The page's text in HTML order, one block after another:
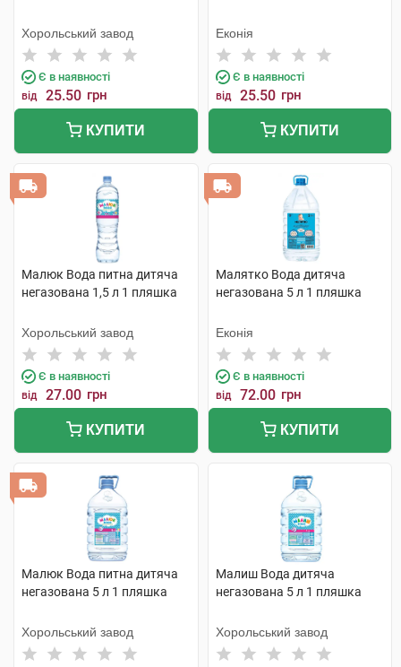
Хорольський завод
Є в наявності
від 25.50 грн
КУПИТИ
Еконія
Є в наявності
від 25.50 грн
КУПИТИ
Малюк Вода питна дитяча
негазована 1,5 л 1 пляшка
Хорольський завод
Є в наявності
від 27.00 грн
КУПИТИ
Малятко Вода дитяча
негазована 5 л 1 пляшка
Еконія
Є в наявності
від 72.00 грн
КУПИТИ
Малюк Вода питна дитяча
негазована 5 л 1 пляшка
Хорольський завод
Малиш Вода дитяча
негазована 5 л 1 пляшка
Хорольський завод